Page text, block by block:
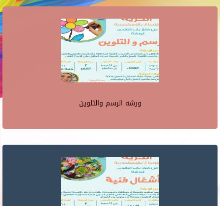
ورشه الرسم والتلوين